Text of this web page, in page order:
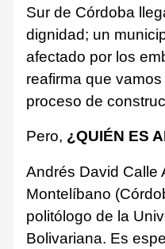
Sur de Córdoba
dignidad; un
afectado por los
reafirma que
proceso de
Pero, ¿QUIÉN ES
Andrés David Calle
Montelíbano
politólogo de la
Bolivariana. Es